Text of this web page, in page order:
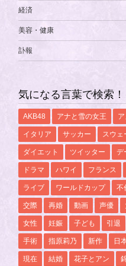
経済
美容・健康
訃報
気になる言葉で検索！
AKB48 アナと雪の女王
イタリア サッカー スウェ
ダイエット ツイッター デ
ドラマ ハワイ フランス
ライブ ワールドカップ 不
交際 再婚 動画 声優
女性 妊娠 子ども 引退
手術 指原莉乃 新作 日
現在 結婚 花子とアン